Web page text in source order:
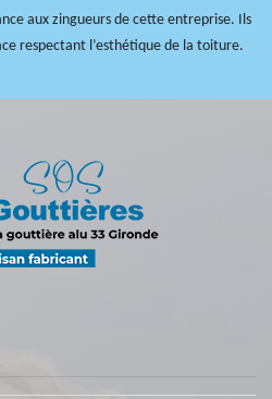
aux zingueurs de cette entreprise. Ils
respectant l’esthétique de la toiture.